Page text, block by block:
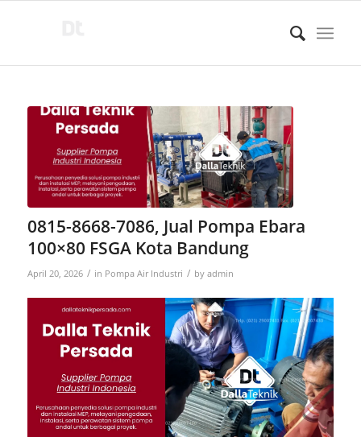
0815-8668-7086, Jual Pompa Ebara
100×80 FSGA Kota Bandung
April 20, 2026 / in Pompa Air Industri / by admin